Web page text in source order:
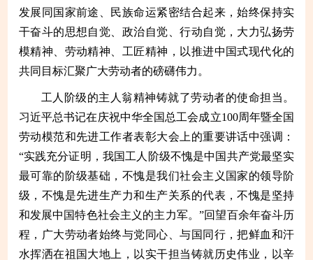
发展同国家前途、民族命运紧密结合起来，始终保持实
干奋斗的思想自觉、政治自觉、行动自觉，大力弘扬劳
模精神、劳动精神、工匠精神，以推进中国式现代化的
共同目标汇聚广大劳动者的磅礴伟力。
工人阶级的主人翁精神铸就了劳动者的使命担当。
习近平总书记在庆祝中华全国总工会成立100周年暨全国
劳动模范和先进工作者表彰大会上的重要讲话中强调：
“实践充分证明，我国工人阶级不愧是中国共产党最坚实
最可靠的阶级基础，不愧是我们社会主义国家的领导阶
级，不愧是先进生产力和生产关系的代表，不愧是坚持
和发展中国特色社会主义的主力军。”回望百余年奋斗历
程，广大劳动者始终与党同心、与国同行，把鲜血和汗
水挥洒在祖国大地上，以实干担当铸就历史伟业，以辛